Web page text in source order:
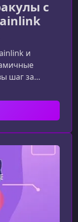
с
и
шаг за
и даже
от статичных
с
устройство